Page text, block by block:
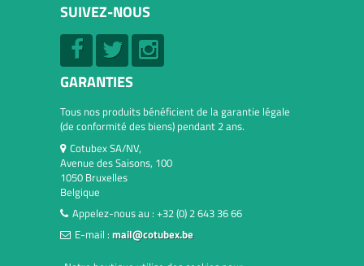
SUIVEZ-NOUS
GARANTIES
Tous nos produits bénéficient de la garantie légale
(de conformité des biens) pendant 2 ans.
Cotubex SA/NV,
Avenue des Saisons, 100
1050 Bruxelles
Belgique
Appelez-nous au : +32 (0) 2 643 36 66
E-mail : mail@cotubex.be